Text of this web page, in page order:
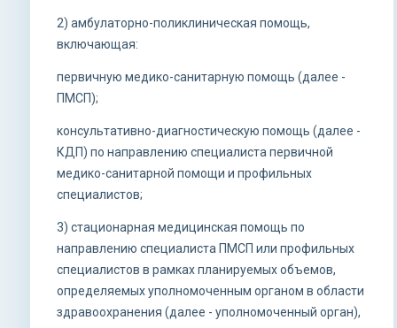
2) амбулаторно-поликлиническая помощь,
включающая:
первичную медико-санитарную помощь (далее -
ПМСП);
консультативно-диагностическую помощь (далее -
КДП) по направлению специалиста первичной
медико-санитарной помощи и профильных
специалистов;
3) стационарная медицинская помощь по
направлению специалиста ПМСП или профильных
специалистов в рамках планируемых объемов,
определяемых уполномоченным органом в области
здравоохранения (далее - уполномоченный орган),